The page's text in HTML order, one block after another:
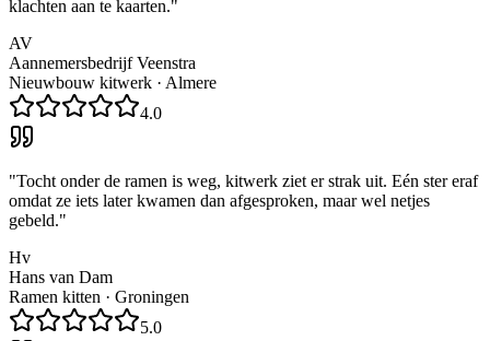
klachten aan te kaarten."
AV
Aannemersbedrijf Veenstra
Nieuwbouw kitwerk · Almere
4.0
"Tocht onder de ramen is weg, kitwerk ziet er strak uit. Eén ster eraf
omdat ze iets later kwamen dan afgesproken, maar wel netjes
gebeld."
Hv
Hans van Dam
Ramen kitten · Groningen
5.0